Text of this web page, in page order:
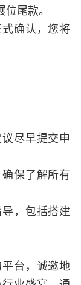
尾款。
确认，您将
尽早提交申
保了解所有
，包括搭建
台，诚邀地